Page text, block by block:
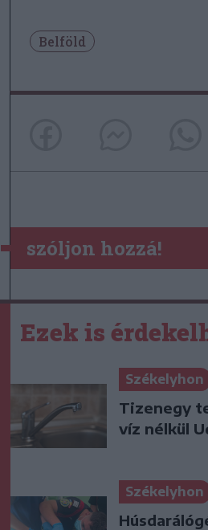
Belföld
szóljon hozzá!
Ezek is
Székelyhon
Tizenegy
víz nélkül
Székelyhon